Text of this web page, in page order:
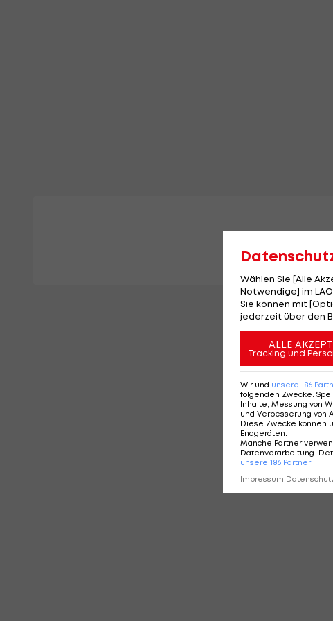
Wählen Sie [Alle
Notwendige] im
Sie können mit
jederzeit über den
ALLE
Tracking und
Wir und unsere 186
folgenden Zwecke:
Inhalte, Messung von
und Verbesserung von
Diese Zwecke können
Endgeräten
Manche Partner
Datenverarbeitung.
unsere 186 Partner
Impressum|